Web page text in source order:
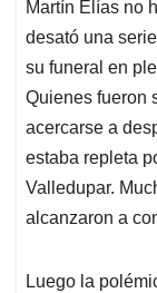
A
p
p
o
o
k
Martín Elías no
desató una
su funeral en
Quienes fueron
acercarse a
estaba repleta
Valledupar.
alcanzaron a
Luego la